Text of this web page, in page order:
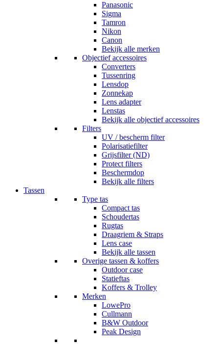
Panasonic
Sigma
Tamron
Nikon
Canon
Bekijk alle merken
Objectief accessoires
Converters
Tussenring
Lensdop
Zonnekap
Lens adapter
Lenstas
Bekijk alle objectief accessoires
Filters
UV / bescherm filter
Polarisatiefilter
Grijsfilter (ND)
Protect filters
Beschermdop
Bekijk alle filters
Tassen
Type tas
Compact tas
Schoudertas
Rugtas
Draagriem & Straps
Lens case
Bekijk alle tassen
Overige tassen & koffers
Outdoor case
Statieftas
Koffers & Trolley
Merken
LowePro
Cullmann
B&W Outdoor
Peak Design